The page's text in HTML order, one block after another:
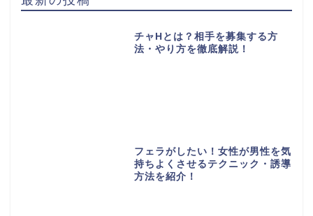
チャHとは？相手を募集する方
法・やり方を徹底解説！
フェラがしたい！女性が男性を気
持ちよくさせるテクニック・誘導
方法を紹介！